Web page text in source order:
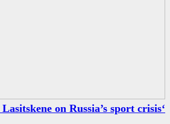
‘A neutral flag isn’t shame, shame is being stuck in a doping row’: World high-jump champ Lasitskene on Russia’s sport crisis